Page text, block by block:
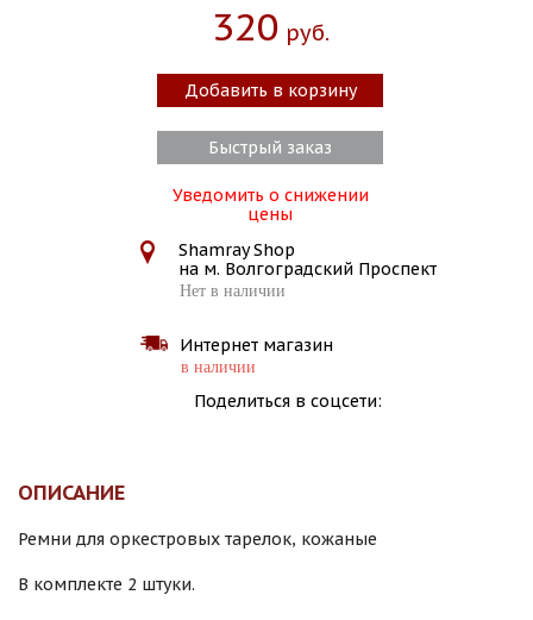
320 Руб.
Добавить в корзину
Быстрый заказ
Уведомить о снижении
цены
Shamray Shop
на м. Волгоградский Проспект
Нет в наличии
Интернет магазин
в наличии
Поделиться в соцсети:
ОПИСАНИЕ
Ремни для оркестровых тарелок, кожаные
В комплекте 2 штуки.